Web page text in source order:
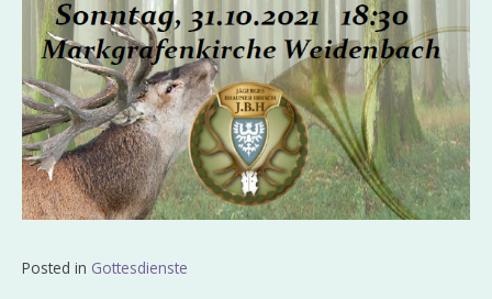
Posted in Gottesdienste